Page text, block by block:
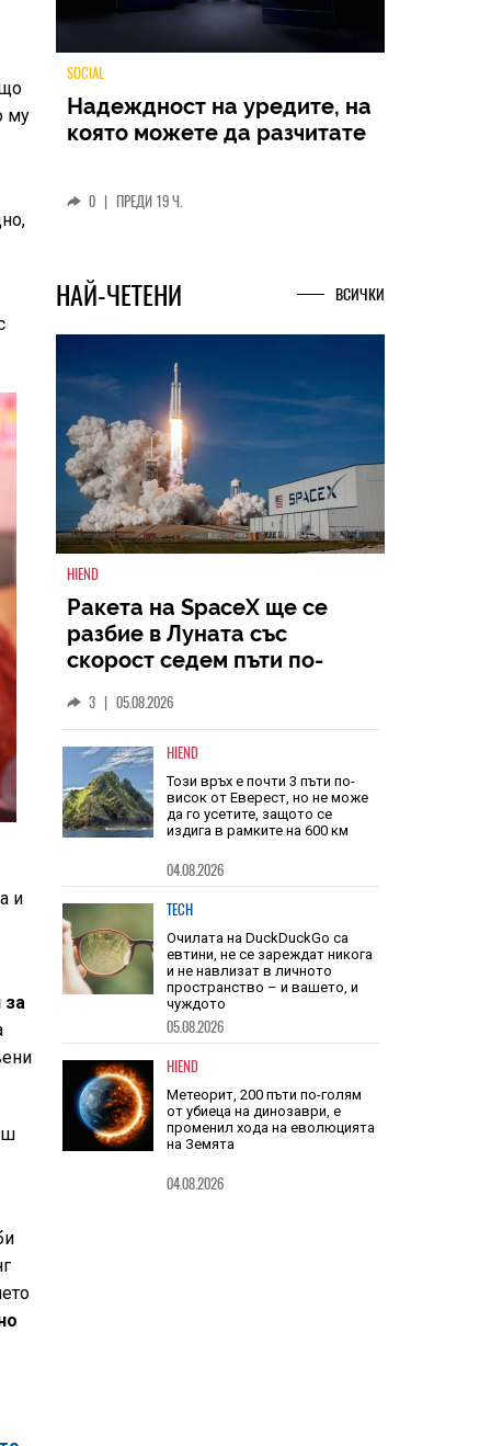
му
и
за
TECH
Ultra – ново име, познато
НАЙ-ЧЕТЕНИ
HIEND
Ракета на SpaceX ще се
разбие в Луната със
голяма от скоростта на
звука
| 05.08.2026
HIEND
Този връх е почти 3 пъти по-
да го усетите, защото се
издига в рамките на 600 км
04.08.2026
TECH
Очилата на DuckDuckGo са
евтини, не се зареждат никога
и не навлизат в личното
пространство – и вашето, и
чуждото
05.08.2026
HIEND
променил хода на еволюцията